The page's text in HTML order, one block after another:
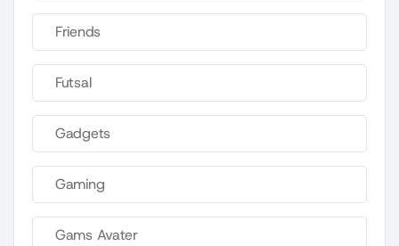
Friends
Futsal
Gadgets
Gaming
Gams Avater